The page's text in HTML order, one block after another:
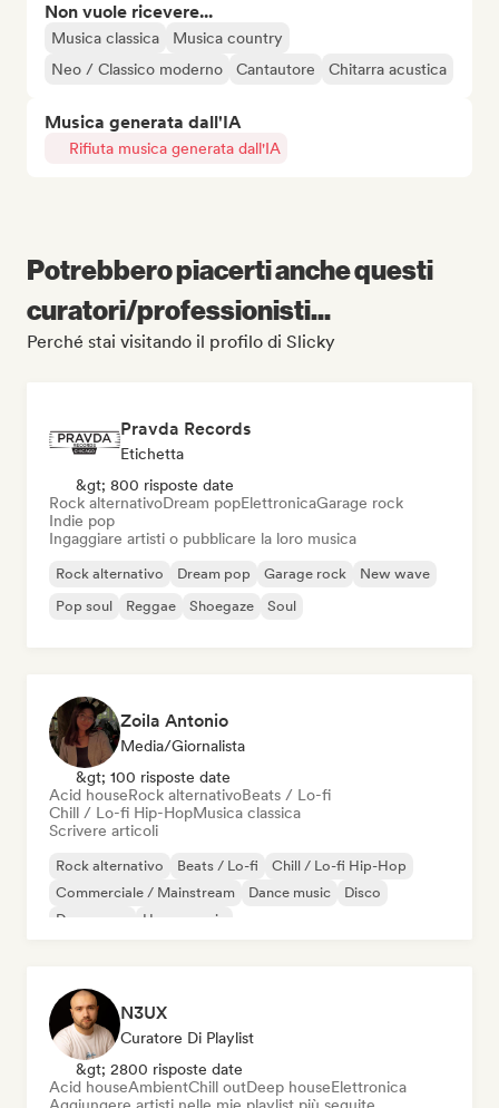
Non vuole ricevere...
Musica classica
Musica country
Neo / Classico moderno
Cantautore Chitarra acustica
Musica generata dall'IA
Rifiuta musica generata dall'IA
Potrebbero piacerti anche questi
curatori/professionisti...
Perché stai visitando il profilo di Slicky
Pravda Records
Etichetta
&gt; 800 risposte date
Rock alternativoDream popElettronicaGarage rock
Indie pop
Ingaggiare artisti o pubblicare la loro musica
Rock alternativo Dream pop Garage rock
New wave
Pop soul
Reggae Shoegaze Soul
Zoila Antonio
Media/Giornalista
&gt; 100 risposte date
Acid houseRock alternativoBeats / Lo-fi
Chill / Lo-fi Hip-HopMusica classica
Scrivere articoli
Rock alternativo Beats / Lo-fi
Chill / Lo-fi Hip-Hop
Commerciale / Mainstream
Dance music
Disco
Dream pop
House music
N3UX
Curatore Di Playlist
&gt; 2800 risposte date
Acid houseAmbientChill outDeep houseElettronica